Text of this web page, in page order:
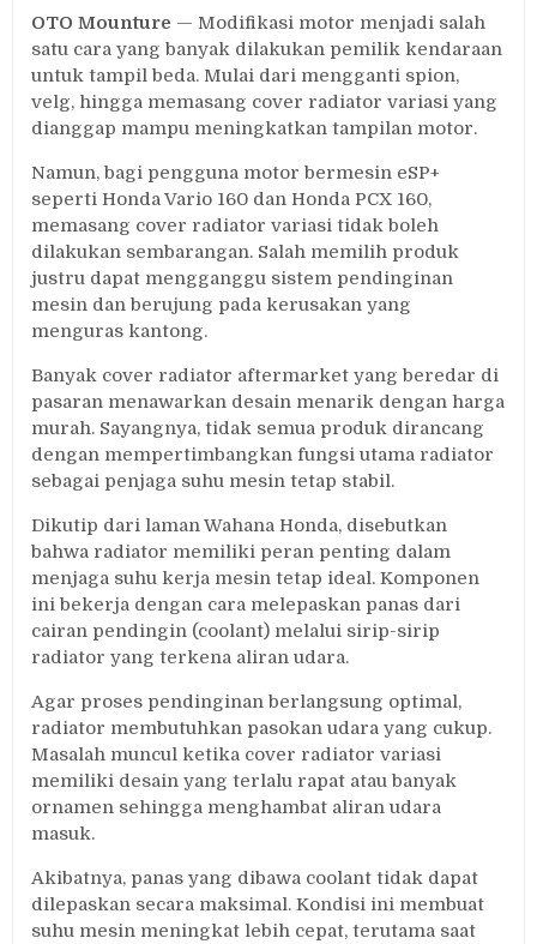
Overheat
OTO Mounture — Modifikasi motor menjadi salah
satu cara yang banyak dilakukan pemilik kendaraan
untuk tampil beda. Mulai dari mengganti spion,
velg, hingga memasang cover radiator variasi yang
dianggap mampu meningkatkan tampilan motor.
Namun, bagi pengguna motor bermesin eSP+
seperti Honda Vario 160 dan Honda PCX 160,
memasang cover radiator variasi tidak boleh
dilakukan sembarangan. Salah memilih produk
justru dapat mengganggu sistem pendinginan
mesin dan berujung pada kerusakan yang
menguras kantong.
Banyak cover radiator aftermarket yang beredar di
pasaran menawarkan desain menarik dengan harga
murah. Sayangnya, tidak semua produk dirancang
dengan mempertimbangkan fungsi utama radiator
sebagai penjaga suhu mesin tetap stabil.
Dikutip dari laman Wahana Honda, disebutkan
bahwa radiator memiliki peran penting dalam
menjaga suhu kerja mesin tetap ideal. Komponen
ini bekerja dengan cara melepaskan panas dari
cairan pendingin (coolant) melalui sirip-sirip
radiator yang terkena aliran udara.
Agar proses pendinginan berlangsung optimal,
radiator membutuhkan pasokan udara yang cukup.
Masalah muncul ketika cover radiator variasi
memiliki desain yang terlalu rapat atau banyak
ornamen sehingga menghambat aliran udara
masuk.
Akibatnya, panas yang dibawa coolant tidak dapat
dilepaskan secara maksimal. Kondisi ini membuat
suhu mesin meningkat lebih cepat, terutama saat